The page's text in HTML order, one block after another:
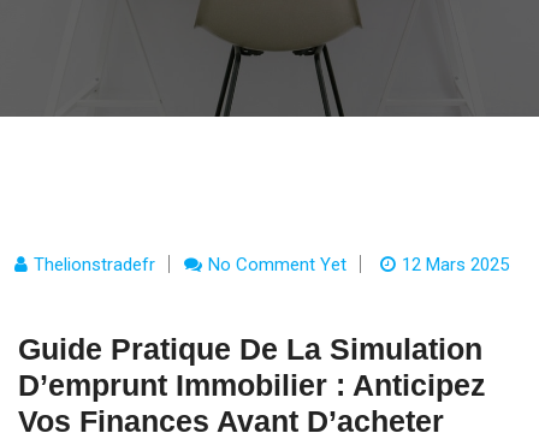
Thelionstradefr No Comment Yet 12 Mars 2025
Guide Pratique De La Simulation
D’emprunt Immobilier : Anticipez
Vos Finances Avant D’acheter